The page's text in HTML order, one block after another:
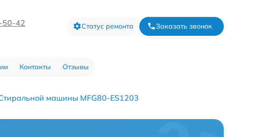
50-42 Статус ремонта Заказать звонок
Контакты Отзывы
машины MFG80-ES1203